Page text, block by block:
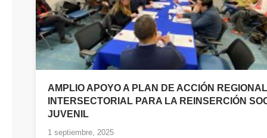
AMPLIO APOYO A PLAN DE ACCIÓN REGIONAL
INTERSECTORIAL PARA LA REINSERCIÓN
JUVENIL
1 septiembre, 2025